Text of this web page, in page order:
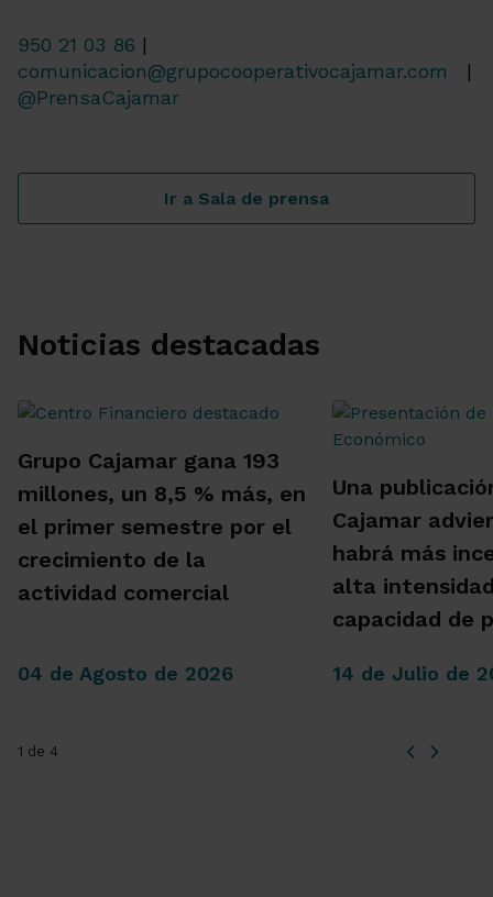
950 21 03 86 |
comunicacion@grupocooperativocajamar.com |
@PrensaCajamar
Ir a Sala de prensa
Noticias destacadas
Grupo Cajamar gana 193
millones, un 8,5 % más, en
el primer semestre por el
crecimiento de la
actividad comercial
04 de Agosto de 2026
Una
Cajamar
habrá más
alta
capacidad de
14 de Julio de
1 de 4